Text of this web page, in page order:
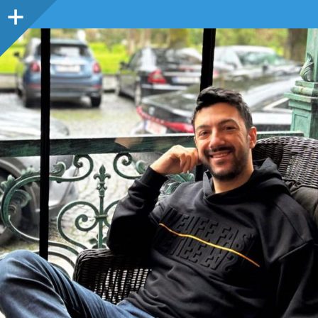
Sidebar